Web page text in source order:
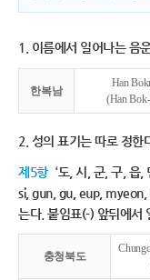
1. 이름에서 일어나는 음
한복남
Han
(Han
2. 성의 표기는 따로 정한
제5항 ‘도, 시, 군, 구, 읍,
si, gun, gu, eup, myeon,
는다. 붙임표(-) 앞뒤에서
충청북도